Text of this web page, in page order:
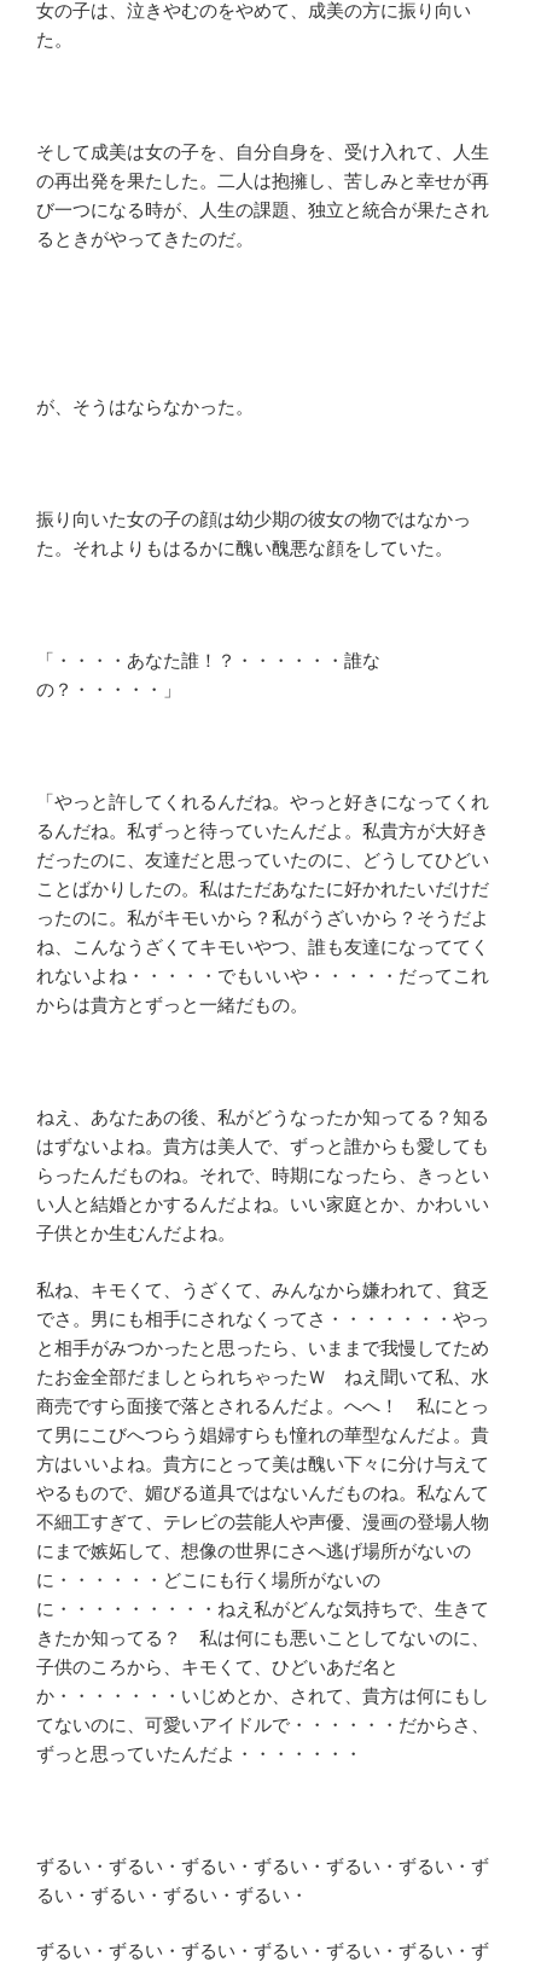
女の子は、泣きやむのをやめて、成美の方に振り向い
た。
そして成美は女の子を、自分自身を、受け入れて、人生
の再出発を果たした。二人は抱擁し、苦しみと幸せが再
び一つになる時が、人生の課題、独立と統合が果たされ
るときがやってきたのだ。
が、そうはならなかった。
振り向いた女の子の顔は幼少期の彼女の物ではなかっ
た。それよりもはるかに醜い醜悪な顔をしていた。
「・・・・あなた誰！？・・・・・・誰な
の？・・・・・」
「やっと許してくれるんだね。やっと好きになってくれ
るんだね。私ずっと待っていたんだよ。私貴方が大好き
だったのに、友達だと思っていたのに、どうしてひどい
ことばかりしたの。私はただあなたに好かれたいだけだ
ったのに。私がキモいから？私がうざいから？そうだよ
ね、こんなうざくてキモいやつ、誰も友達になっててく
れないよね・・・・・でもいいや・・・・・だってこれ
からは貴方とずっと一緒だもの。
ねえ、あなたあの後、私がどうなったか知ってる？知る
はずないよね。貴方は美人で、ずっと誰からも愛しても
らったんだものね。それで、時期になったら、きっとい
い人と結婚とかするんだよね。いい家庭とか、かわいい
子供とか生むんだよね。
私ね、キモくて、うざくて、みんなから嫌われて、貧乏
でさ。男にも相手にされなくってさ・・・・・・・やっ
と相手がみつかったと思ったら、いままで我慢してため
たお金全部だましとられちゃったＷ ねえ聞いて私、水
商売ですら面接で落とされるんだよ。へへ！ 私にとっ
て男にこびへつらう娼婦すらも憧れの華型なんだよ。貴
方はいいよね。貴方にとって美は醜い下々に分け与えて
やるもので、媚びる道具ではないんだものね。私なんて
不細工すぎて、テレビの芸能人や声優、漫画の登場人物
にまで嫉妬して、想像の世界にさへ逃げ場所がないの
に・・・・・・どこにも行く場所がないの
に・・・・・・・・・ねえ私がどんな気持ちで、生きて
きたか知ってる？ 私は何にも悪いことしてないのに、
子供のころから、キモくて、ひどいあだ名と
か・・・・・・・いじめとか、されて、貴方は何にもし
てないのに、可愛いアイドルで・・・・・・だからさ、
ずっと思っていたんだよ・・・・・・・
ずるい・ずるい・ずるい・ずるい・ずるい・ずるい・ず
るい・ずるい・ずるい・ずるい・
ずるい・ずるい・ずるい・ずるい・ずるい・ずるい・ず